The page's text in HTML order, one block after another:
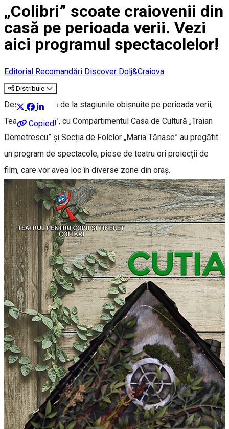
„Colibri” scoate craiovenii din
casă pe perioada verii. Vezi
aici programul spectacolelor!
Editorial Recomandări Discover Dolj&Craiova
Distribuie
Copied!
Deși în vacanță de la stagiunile obișnuite pe perioada verii,
Teatrul „Colibri”, cu Compartimentul Casa de Cultură „Traian
Demetrescu” și Secția de Folclor „Maria Tănase” au pregătit
un program de spectacole, piese de teatru ori proiecții de
film, care vor avea loc în diverse zone din oraș.